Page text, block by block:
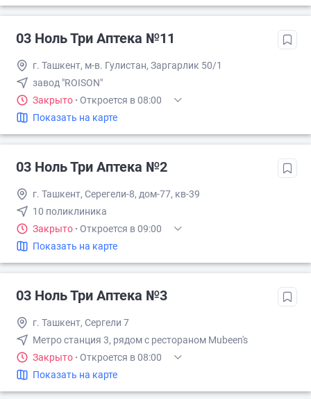
03 Ноль Три Аптека №11
г. Ташкент, м-в. Гулистан, Заргарлик 50/1
завод "ROISON"
Закрыто · Откроется в 08:00
Показать на карте
03 Ноль Три Аптека №2
г. Ташкент, Серегели-8, дом-77, кв-39
10 поликлиника
Закрыто · Откроется в 09:00
Показать на карте
03 Ноль Три Аптека №3
г. Ташкент, Сергели 7
Метро станция 3, рядом с рестораном Mubeen's
Закрыто · Откроется в 08:00
Показать на карте